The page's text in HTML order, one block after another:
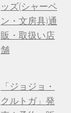
ッズ(シャーペ
ン・文房具)通
販・取扱い店
舗
「ジョジョ・
クルトガ」発